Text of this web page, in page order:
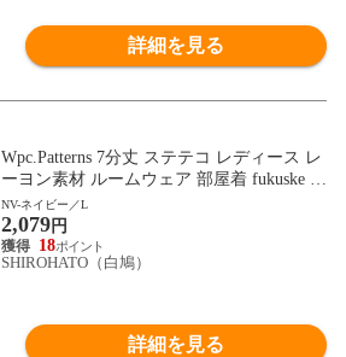
詳細を見る
Wpc.Patterns 7分丈 ステテコ レディース レ
ーヨン素材 ルームウェア 部屋着 fukuske 福
助
NV-ネイビー／L
2,079円
18
SHIROHATO（白鳩）
詳細を見る